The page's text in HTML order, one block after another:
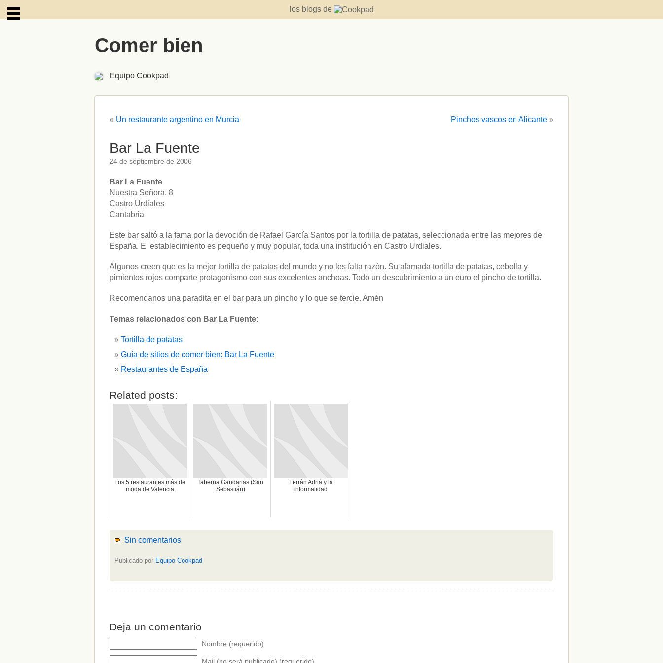
los blogs de
Comer bien
Equipo Cookpad
« Un restaurante argentino en Murcia Pinchos vascos en Alicante »
Bar La Fuente
24 de septiembre de 2006
Bar La Fuente
Nuestra Señora, 8
Castro Urdiales
Cantabria
Este bar saltó a la fama por la devoción de Rafael García Santos por la tortilla de patatas, seleccionada entre las mejores de
España. El establecimiento es pequeño y muy popular, toda una institución en Castro Urdiales.
Algunos creen que es la mejor tortilla de patatas del mundo y no les falta razón. Su afamada tortilla de patatas, cebolla y
pimientos rojos comparte protagonismo con sus excelentes anchoas. Todo un descubrimiento a un euro el pincho de tortilla.
Recomendanos una paradita en el bar para un pincho y lo que se tercie. Amén
Temas relacionados con Bar La Fuente:
Tortilla de patatas
Guía de sitios de comer bien: Bar La Fuente
Restaurantes de España
Related posts:
Los 5 restaurantes más de
moda de Valencia
Taberna Gandarias (San
Sebastián)
Ferrán Adrià y la
informalidad
Sin comentarios
Publicado por Equipo Cookpad
Deja un comentario
Nombre (requerido)
Mail (no será publicado) (requerido)